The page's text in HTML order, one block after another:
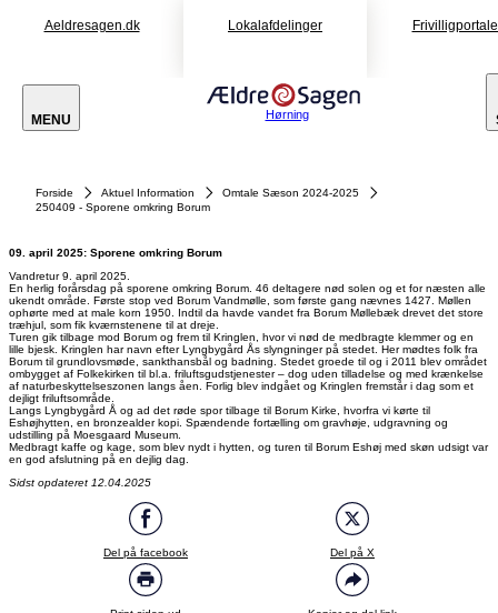
Aeldresagen.dk Lokalafdelinger
MENU Hørning
Forside Aktuel Information
Omtale Sæson 2024-2025
250409 - Sporene omkring Borum
09. april 2025: Sporene omkring Borum
Vandretur 9. april 2025.
En herlig forårsdag på sporene omkring Borum. 46 deltagere nød solen og et for næsten alle
ukendt område. Første stop ved Borum Vandmølle, som første gang nævnes 1427. Møllen
ophørte med at male korn 1950. Indtil da havde vandet fra Borum Møllebæk drevet det store
træhjul, som fik kværnstenene til at dreje.
Turen gik tilbage mod Borum og frem til Kringlen, hvor vi nød de medbragte klemmer og en
lille bjesk. Kringlen har navn efter Lyngbygård Ås slyngninger på stedet. Her mødtes folk fra
Borum til grundlovsmøde, sankthansbål og badning. Stedet groede til og i 2011 blev området
ombygget af Folkekirken til bl.a. friluftsgudstjenester – dog uden tilladelse og med krænkelse
af naturbeskyttelseszonen langs åen. Forlig blev indgået og Kringlen fremstår i dag som et
dejligt friluftsområde.
Langs Lyngbygård Å og ad det røde spor tilbage til Borum Kirke, hvorfra vi kørte til
Eshøjhytten, en bronzealder kopi. Spændende fortælling om gravhøje, udgravning og
udstilling på Moesgaard Museum.
Medbragt kaffe og kage, som blev nydt i hytten, og turen til Borum Eshøj med skøn udsigt var
en god afslutning på en dejlig dag.
Sidst opdateret 12.04.2025
Del på facebook Del på X